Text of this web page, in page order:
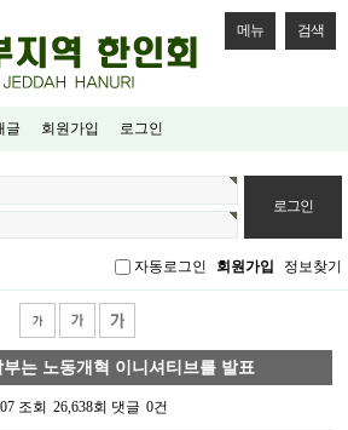
메뉴 검색
글 회원가입 로그인
자동로그인 회원가입 정보찾기
는 노동개혁 이니셔티브를 발표
조회 26,638회 댓글 0건